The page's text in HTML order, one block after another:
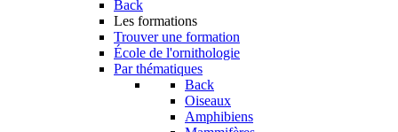
Back
Les formations
Trouver une formation
École de l'ornithologie
Par thématiques
Back
Oiseaux
Amphibiens